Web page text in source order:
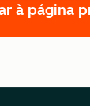
à página